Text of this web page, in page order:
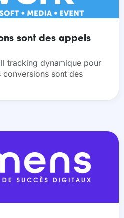
sont des appels
tracking dynamique pour
conversions sont des